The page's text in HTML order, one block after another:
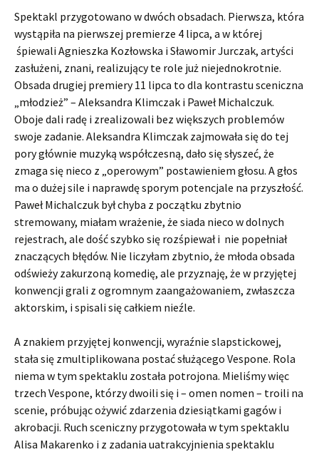
Spektakl przygotowano w dwóch obsadach. Pierwsza, która
wystąpiła na pierwszej premierze 4 lipca, a w której
śpiewali Agnieszka Kozłowska i Sławomir Jurczak, artyści
zasłużeni, znani, realizujący te role już niejednokrotnie.
Obsada drugiej premiery 11 lipca to dla kontrastu sceniczna
„młodzież” – Aleksandra Klimczak i Paweł Michalczuk.
Oboje dali radę i zrealizowali bez większych problemów
swoje zadanie. Aleksandra Klimczak zajmowała się do tej
pory głównie muzyką współczesną, dało się słyszeć, że
zmaga się nieco z „operowym” postawieniem głosu. A głos
ma o dużej sile i naprawdę sporym potencjale na przyszłość.
Paweł Michalczuk był chyba z początku zbytnio
stremowany, miałam wrażenie, że siada nieco w dolnych
rejestrach, ale dość szybko się rozśpiewał i nie popełniał
znaczących błędów. Nie liczyłam zbytnio, że młoda obsada
odświeży zakurzoną komedię, ale przyznaję, że w przyjętej
konwencji grali z ogromnym zaangażowaniem, zwłaszcza
aktorskim, i spisali się całkiem nieźle.
A znakiem przyjętej konwencji, wyraźnie slapstickowej,
stała się zmultiplikowana postać służącego Vespone. Rola
niema w tym spektaklu została potrojona. Mieliśmy więc
trzech Vespone, którzy dwoili się i – omen nomen – troili na
scenie, próbując ożywić zdarzenia dziesiątkami gagów i
akrobacji. Ruch sceniczny przygotowała w tym spektaklu
Alisa Makarenko i z zadania uatrakcyjnienia spektaklu